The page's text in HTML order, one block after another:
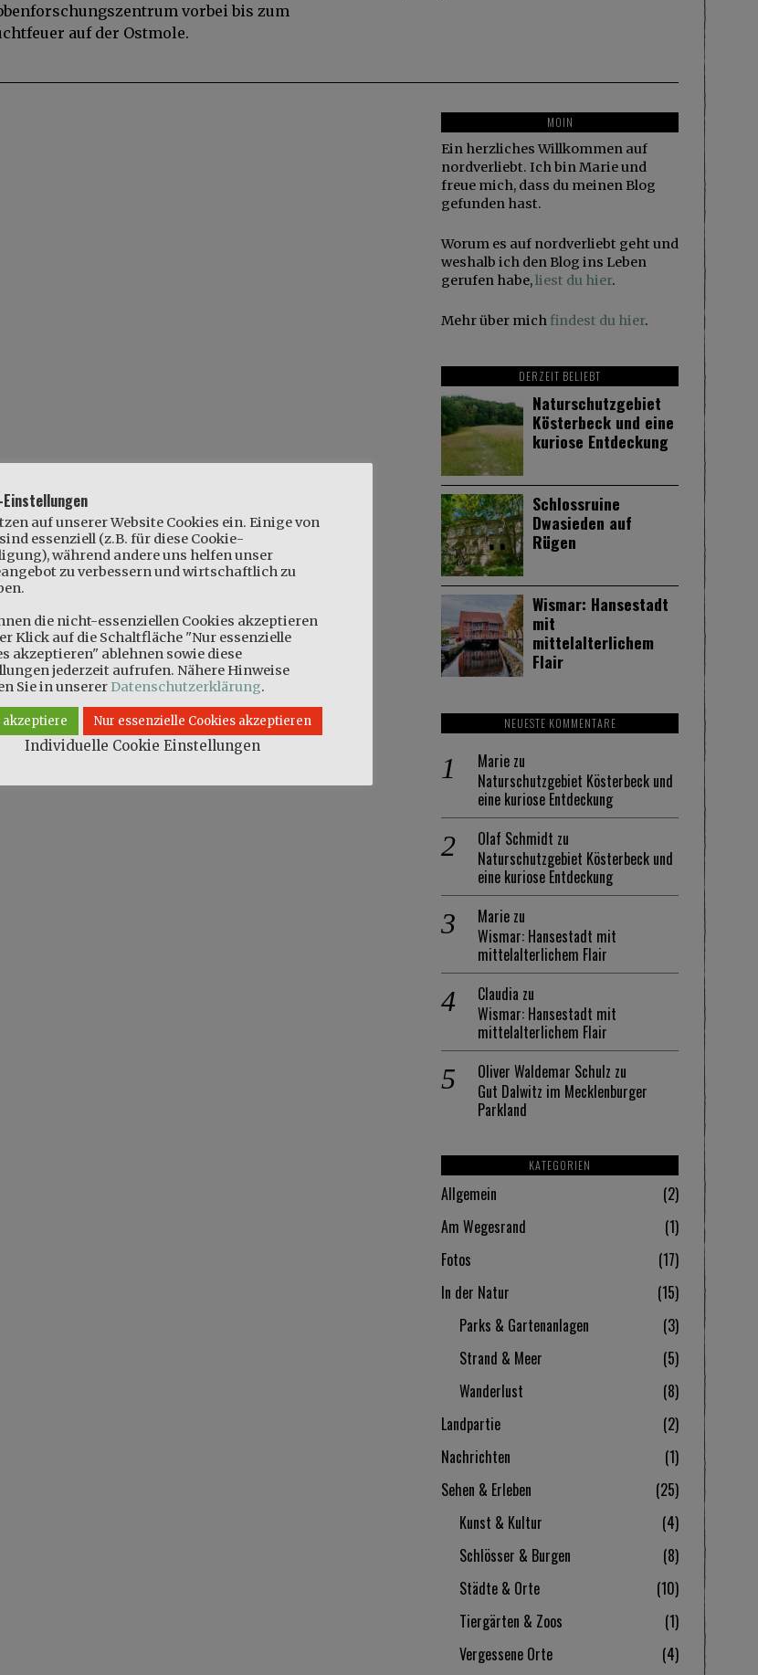
vorbei bis zum
auf der Ostmole.
MOIN
Ein herzliches Willkommen auf
nordverliebt. Ich bin Marie und
freue mich, dass du meinen Blog
gefunden hast.
Worum es auf nordverliebt geht und
weshalb ich den Blog ins Leben
gerufen habe,liest du hier.
Mehr über michfindest du hier.
DERZEIT BELIEBT
Naturschutzgebiet
Kösterbeck und eine
kuriose Entdeckung
Schlossruine
Dwasieden auf
Rügen
Wismar: Hansestadt
mit
mittelalterlichem
Flair
NEUESTE KOMMENTARE
Marie zu
Naturschutzgebiet Kösterbeck und
eine kuriose Entdeckung
Olaf Schmidt zu
Naturschutzgebiet Kösterbeck und
eine kuriose Entdeckung
Marie zu
Wismar: Hansestadt mit
mittelalterlichem Flair
Claudia zu
Wismar: Hansestadt mit
mittelalterlichem Flair
Oliver Waldemar Schulz zu
Gut Dalwitz im Mecklenburger
Parkland
KATEGORIEN
Allgemein
2
Am Wegesrand
1
Fotos
17
In der Natur
15
Parks & Gartenanlagen
3
Strand & Meer
5
Wanderlust
8
Landpartie
2
Nachrichten
1
Sehen & Erleben
25
Kunst & Kultur
4
Schlösser & Burgen
8
Städte & Orte
10
Tiergärten & Zoos
1
Vergessene Orte
4
Einstellungen
auf unserer Website Cookies ein. Einige von
essenziell (z.B. für diese Cookie-
während andere uns helfen unser
zu verbessern und wirtschaftlich zu
die nicht-essenziellen Cookies akzeptieren
Klick auf die Schaltfläche "Nur essenzielle
akzeptieren" ablehnen sowie diese
jederzeit aufrufen. Nähere Hinweise
Sie in unserer Datenschutzerklärung.
akzeptiere Nur essenzielle Cookies akzeptieren
Individuelle Cookie Einstellungen